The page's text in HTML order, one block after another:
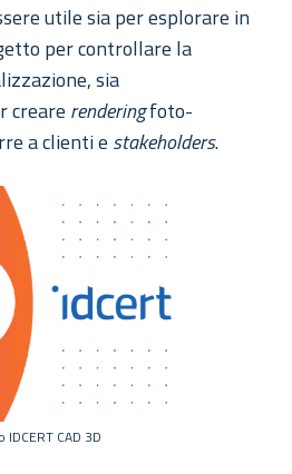
utile sia per esplorare in
per controllare la
sia
creare renderingfoto-
a clienti e stakeholders.
CAD 3D